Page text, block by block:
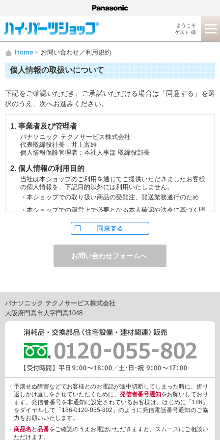
ようこそ
ゲスト 様
Home お問い合わせ／利用規約
個人情報の取扱いについて
下記をご確認いただき、ご承諾いただける場合は「同意する」を選
択のうえ、次へお進みください。
1. 事業者及び管理者
パナソニック テクノサービス株式会社
代表取締役社長：井上富雄
個人情報保護管理者：本社人事部 取締役部長
2. 個人情報の利用目的
当社は本ショップのご利用を通じてご提供いただきましたお客様
の個人情報を、下記目的以外には利用いたしません。
・本ショップでの取り扱い商品の受発注、発送業務遂行のため
・本ショップでの運営上で必要となる本人確認や法令に基づく照
ただし、お申し込みフォーム上でご希望の方のみに、下記サービ
・電子メール、ダイレクトメールなどによる情報のご提供
（1）ご提供情報の分野
・住宅関連設備・建材、家電製品、住まいづくり(新築・リフォー
車載関連商品など
（2）ご提供情報の概要
・商品、サービスに関するご提案
・商品サポート、メンテナンスに関するご提案
・キャンペーン、フェアー、イベントに関する情報ご提供
・アンケート、商品モニターに関する情報ご提供など
3. 個人情報の提供
あらかじめご本人様からご了解いただいている場合や法令で認め
られている場合を除き、個人情報を第三者に提供または開示いた
しません。
しかしながら、お客様がクレジットカード決済をご利用される場
合に限り、カード発行会社が行なう不正利用検知・防止「3Dセキ
ュア2.0」のために、お客様が利用するカード発行会社及び、決済
代行会社：GMOペイメントゲートウェイ（第三者）に、下記の情
報を開示し、本人認証を行います。
・金額など、決済に関する情報
パナソニック テクノサービス株式会社
大阪府門真市大字門真1048
・予期せぬ障害などでお客様とのお電話が途中切断してしまった時に、折り
返しかけ直しをさせていただくために、 発信者番号通知をお願いしており
ます。発信者番号を非通知に設定されているお客様は、はじめに「186」
をダイヤルして「186-0120-055-802」のように発信電話番号通知のご協
力をお願いいたします。
・ 商品名 と 品番をご確認のうえお電話いただきますと、スムーズにご相談い
ただけます。